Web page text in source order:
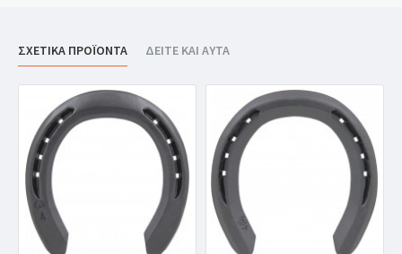
ΣΧΕΤΙΚΑ ΠΡΟΪΟΝΤΑ ΔΕΙΤΕ ΚΑΙ ΑΥΤΑ